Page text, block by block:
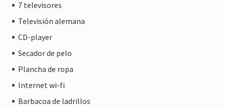
jóvenes en esta propiedad consiste en personas de 25 años
o menos. No reserve esta propiedad si usted es un grupo de
rechazada después de la reserva, que también puede ser a
la llegada a la propiedad o durante su estancia, y usted no
recibirá un reembolso.
7 televisores
Televisión alemana
CD-player
Secador de pelo
Plancha de ropa
Internet wi-fi
Barbacoa de ladrillos